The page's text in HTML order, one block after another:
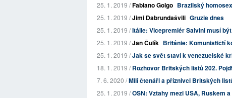
25. 1. 2019 /Fabiano Golgo Brazilský
25. 1. 2019 /Jimi Dabrundašvili Gruzie dnes
25. 1. 2019 /Itálie: Vicepremiér Salvini musí
25. 1. 2019 /Jan Čulík Británie: Komunističtí
25. 1. 2019 /Jak se svět staví k venezuelské
18. 1. 2019 /Rozhovor Britských listů 202.
7. 6. 2020 /Milí čtenáři a příznivci Britských
25. 1. 2019 /OSN: Vztahy mezi USA, Ruskem